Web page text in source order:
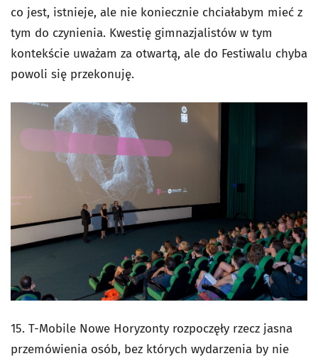
co jest, istnieje, ale nie koniecznie chciałabym mieć z
tym do czynienia. Kwestię gimnazjalistów w tym
kontekście uważam za otwartą, ale do Festiwalu chyba
powoli się przekonuję.
15. T-Mobile Nowe Horyzonty rozpoczęły rzecz jasna
przemówienia osób, bez których wydarzenia by nie